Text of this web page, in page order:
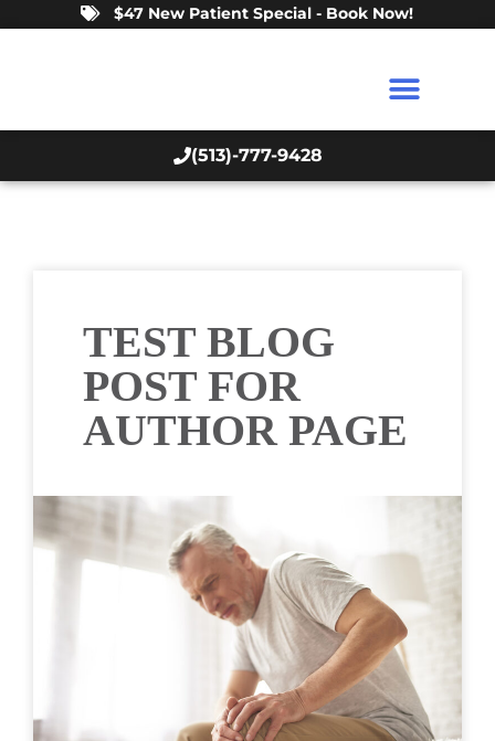
$47 New Patient Special - Book Now!
(513)-777-9428
TEST BLOG
POST FOR
AUTHOR PAGE